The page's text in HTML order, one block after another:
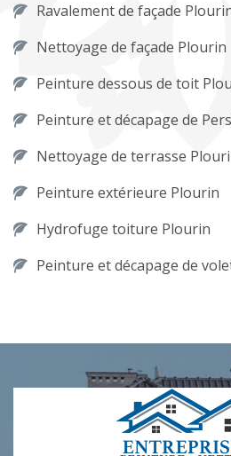
Ravalement de façade
Nettoyage de façade Plourin
Peinture dessous de toit
Peinture et décapage de
Nettoyage de terrasse
Peinture extérieure Plourin
Hydrofuge toiture Plourin
Peinture et décapage de